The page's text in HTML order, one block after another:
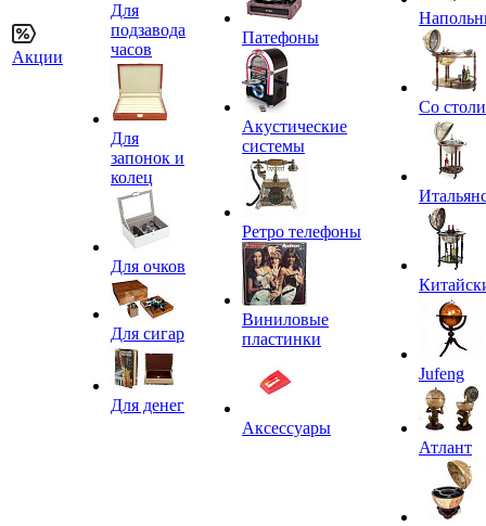
Акции
Для
подзавода
часов
Для
запонок и
колец
Для очков
Для сигар
Для денег
Патефоны
Акустические
системы
Ретро телефоны
Виниловые
пластинки
Аксессуары
Со
Jufeng
Атлант